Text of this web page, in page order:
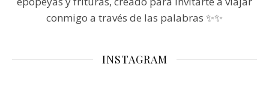
conmigo a través de las palabras ✨✨
INSTAGRAM